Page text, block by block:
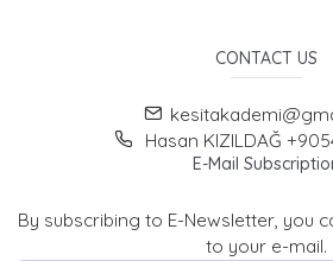
CONTACT US
Hasan KIZILDAĞ
E-Mail
By subscribing to E-Newsletter, you
to your e-mail.